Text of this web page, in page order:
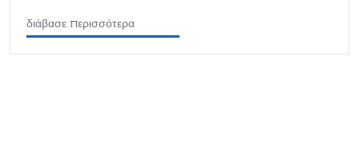
διάβασε περισσότερα